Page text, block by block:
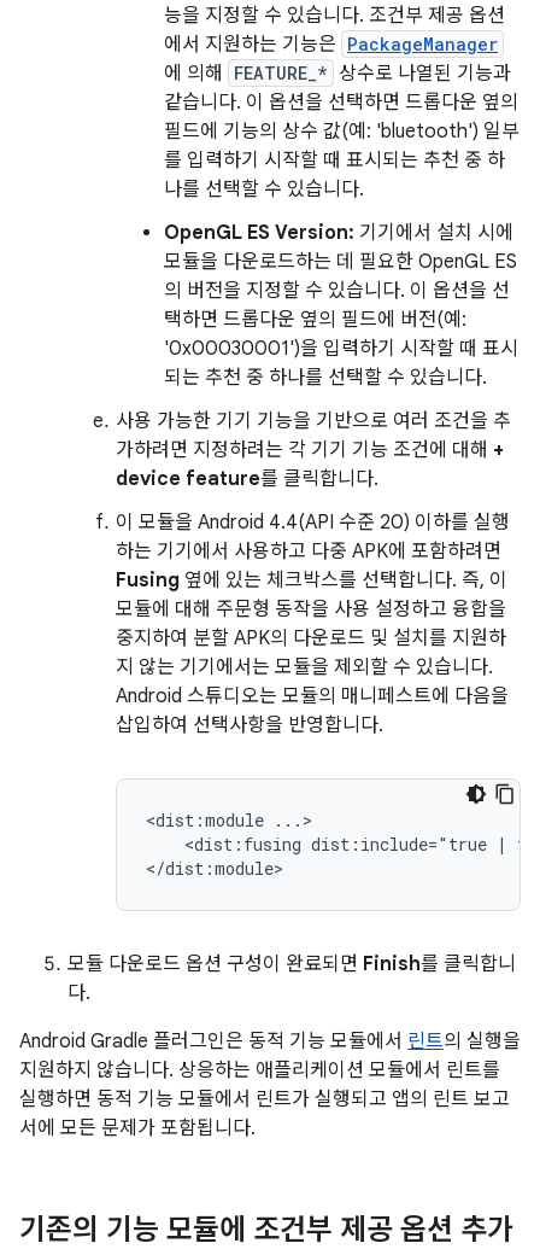
능을 지정할 수 있습니다. 조건부 제공 옵션
에서 지원하는 기능은 PackageManager
에 의해 FEATURE_* 상수로 나열된 기능과
같습니다. 이 옵션을 선택하면 드롭다운 옆의
필드에 기능의 상수 값(예: 'bluetooth') 일부
를 입력하기 시작할 때 표시되는 추천 중 하
나를 선택할 수 있습니다.
OpenGL ES Version: 기기에서 설치 시에
모듈을 다운로드하는 데 필요한 OpenGL ES
의 버전을 지정할 수 있습니다. 이 옵션을 선
택하면 드롭다운 옆의 필드에 버전(예:
'0x00030001')을 입력하기 시작할 때 표시
되는 추천 중 하나를 선택할 수 있습니다.
사용 가능한 기기 기능을 기반으로 여러 조건을 추
가하려면 지정하려는 각 기기 기능 조건에 대해 +
device feature를 클릭합니다.
이 모듈을 Android 4.4(API 수준 20) 이하를 실행
하는 기기에서 사용하고 다중 APK에 포함하려면
Fusing 옆에 있는 체크박스를 선택합니다. 즉, 이
모듈에 대해 주문형 동작을 사용 설정하고 융합을
중지하여 분할 APK의 다운로드 및 설치를 지원하
지 않는 기기에서는 모듈을 제외할 수 있습니다.
Android 스튜디오는 모듈의 매니페스트에 다음을
삽입하여 선택사항을 반영합니다.
<dist:module
<dist:fusing dist:include="true |
모듈 다운로드 옵션 구성이 완료되면 Finish를 클릭합니
다.
Android Gradle 플러그인은 동적 기능 모듈에서 린트의 실행을
지원하지 않습니다. 상응하는 애플리케이션 모듈에서 린트를
실행하면 동적 기능 모듈에서 린트가 실행되고 앱의 린트 보고
서에 모든 문제가 포함됩니다.
기존의 기능 모듈에 조건부 제공 옵션 추가